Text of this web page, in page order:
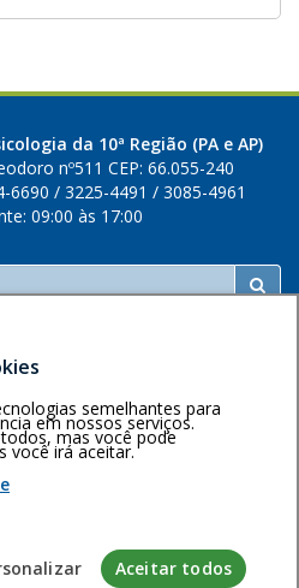
da 10ª Região (PA e AP)
nº511 CEP: 66.055-240
/ 3225-4491 / 3085-4961
09:00 às 17:00
Voltar ao topo
Gerência de Tecnologia da
semelhantes para
em nossos serviços.
mas você pode
você irá aceitar.
Aceitar todos